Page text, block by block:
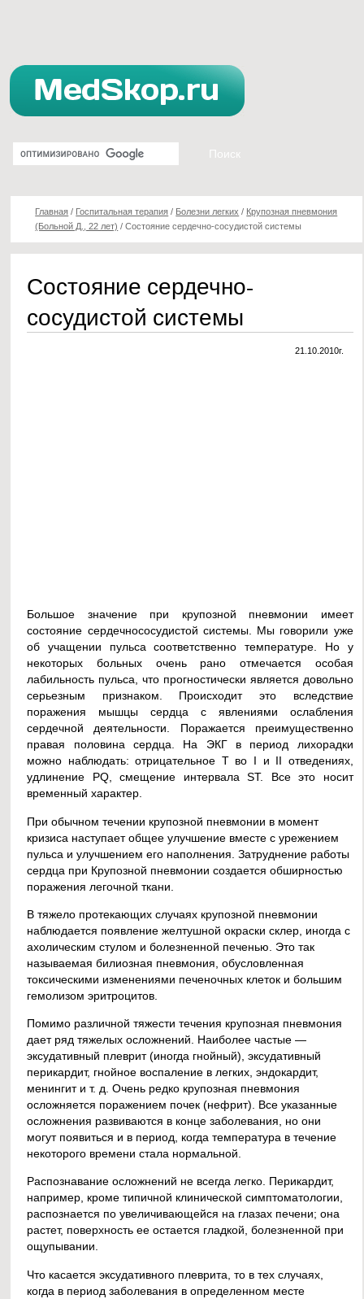
Главная / Госпитальная терапия / Болезни легких / Крупозная пневмония
(Больной Д., 22 лет) /Состояние сердечно-сосудистой системы
Состояние сердечно-
сосудистой системы
21.10.2010г.
Большое значение при крупозной пневмонии имеет
состояние сердечнососудистой системы. Мы говорили уже
об учащении пульса соответственно температуре. Но у
некоторых больных очень рано отмечается особая
лабильность пульса, что прогностически является довольно
серьезным признаком. Происходит это вследствие
поражения мышцы сердца с явлениями ослабления
сердечной деятельности. Поражается преимущественно
правая половина сердца. На ЭКГ в период лихорадки
можно наблюдать: отрицательное Т во I и II отведениях,
удлинение PQ, смещение интервала ST. Все это носит
временный характер.
При обычном течении крупозной пневмонии в момент
кризиса наступает общее улучшение вместе с урежением
пульса и улучшением его наполнения. Затруднение работы
сердца при Крупозной пневмонии создается обширностью
поражения легочной ткани.
В тяжело протекающих случаях крупозной пневмонии
наблюдается появление желтушной окраски склер, иногда с
ахолическим стулом и болезненной печенью. Это так
называемая билиозная пневмония, обусловленная
токсическими изменениями печеночных клеток и большим
гемолизом эритроцитов.
Помимо различной тяжести течения крупозная пневмония
дает ряд тяжелых осложнений. Наиболее частые —
эксудативный плеврит (иногда гнойный), эксудативный
перикардит, гнойное воспаление в легких, эндокардит,
менингит и т. д. Очень редко крупозная пневмония
осложняется поражением почек (нефрит). Все указанные
осложнения развиваются в конце заболевания, но они
могут появиться и в период, когда температура в течение
некоторого времени стала нормальной.
Распознавание осложнений не всегда легко. Перикардит,
например, кроме типичной клинической симптоматологии,
распознается по увеличивающейся на глазах печени; она
растет, пoверхность ее остается гладкой, болезненной при
ощупывании.
Что касается эксудативного плеврита, то в тех случаях,
когда в период заболевания в определенном месте